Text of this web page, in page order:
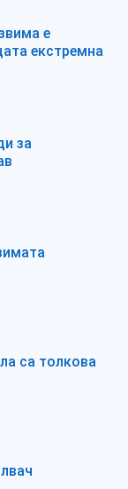
е
екстремна
за
са толкова